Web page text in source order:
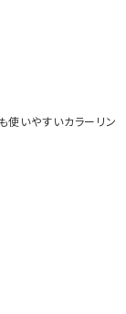
使いやすいカラーリン